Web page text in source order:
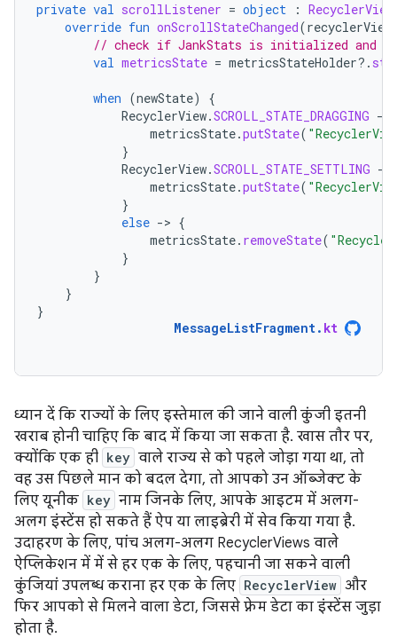
private val scrollListener = object : RecyclerView
override fun onScrollStateChanged(recyclerView
// check if JankStats is initialized and
val metricsState = metricsStateHolder?.
when (newState)
{
RecyclerView.SCROLL_STATE_DRAGGING -
metricsState.putState(
}
RecyclerView.SCROLL_STATE_SETTLING -
metricsState.putState(
}
else -> {
metricsState. removeState(
}
}
}
}
MessageListFragment. kt
ध्यान दें कि राज्यों के लिए इस्तेमाल की जाने वाली कुंजी इतनी
खराब होनी चाहिए कि बाद में किया जा सकता है. खास तौर पर,
क्योंकि एक ही key वाले राज्य से को पहले जोड़ा गया था, तो
वह उस पिछले मान को बदल देगा, तो आपको उन ऑब्जेक्ट के
लिए यूनीक key नाम जिनके लिए, आपके आइटम में अलग-
अलग इंस्टेंस हो सकते हैं ऐप या लाइब्रेरी में सेव किया गया है.
उदाहरण के लिए, पांच अलग-अलग RecyclerViews वाले
ऐप्लिकेशन में में से हर एक के लिए, पहचानी जा सकने वाली
कुंजियां उपलब्ध कराना हर एक के लिए RecyclerView और
फिर आपको से मिलने वाला डेटा, जिससे फ़्रेम डेटा का इंस्टेंस जुड़ा
होता है.